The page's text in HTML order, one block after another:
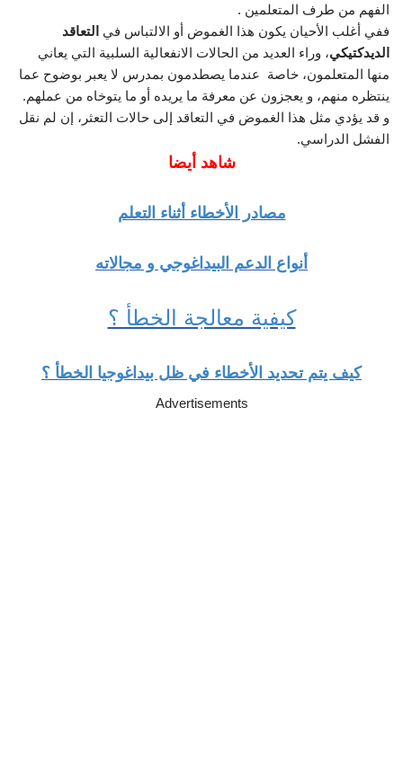
الفهم من طرف المتعلمين .
ففي أغلب الأحيان يكون هذا الغموض أو الالتباس في التعاقد
الديدكتيكي، وراء العديد من الحالات الانفعالية السلبية التي يعاني
منها المتعلمون، خاصة عندما يصطدمون بمدرس لا يعبر بوضوح عما
ينتظره منهم، و يعجزون عن معرفة ما يريده أو ما يتوخاه من عملهم.
و قد يؤدي مثل هذا الغموض في التعاقد إلى حالات التعثر، إن لم نقل
الفشل الدراسي.
شاهد أيضا
مصادر الأخطاء أثناء التعلم
أنواع الدعم البيداغوجي و مجالاته
كيفية معالجة الخطأ ؟
كيف يتم تحديد الأخطاء في ظل بيداغوجيا الخطأ ؟
Advertisements